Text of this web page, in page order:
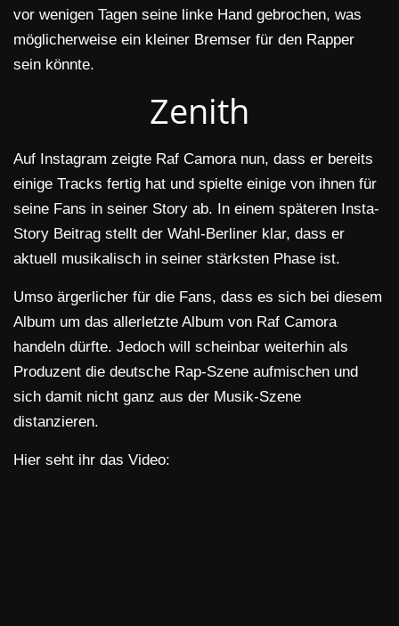
vor wenigen Tagen seine linke Hand gebrochen, was
möglicherweise ein kleiner Bremser für den Rapper
sein könnte.
Zenith
Auf Instagram zeigte Raf Camora nun, dass er bereits
einige Tracks fertig hat und spielte einige von ihnen für
seine Fans in seiner Story ab. In einem späteren Insta-
Story Beitrag stellt der Wahl-Berliner klar, dass er
aktuell musikalisch in seiner stärksten Phase ist.
Umso ärgerlicher für die Fans, dass es sich bei diesem
Album um das allerletzte Album von Raf Camora
handeln dürfte. Jedoch will scheinbar weiterhin als
Produzent die deutsche Rap-Szene aufmischen und
sich damit nicht ganz aus der Musik-Szene
distanzieren.
Hier seht ihr das Video: